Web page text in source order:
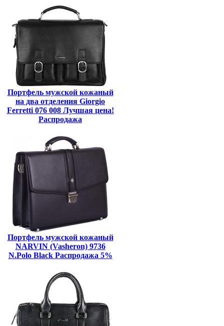
Портфель мужской кожаный
на два отделения Giorgio
Ferretti 076 008 Лучшая цена!
Распродажа
Портфель мужской кожаный
NARVIN (Vasheron) 9736
N.Polo Black Распродажа 5%